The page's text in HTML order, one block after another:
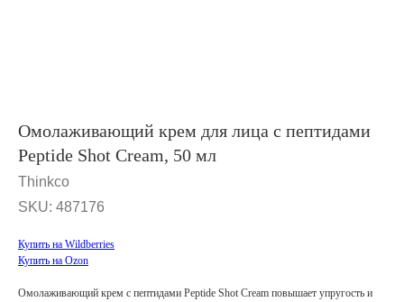
Омолаживающий крем для лица с пептидами
Peptide Shot Cream, 50 мл
Thinkco
SKU: 487176
Купить на Wildberries
Купить на Ozon
Омолаживающий крем с пептидами Peptide Shot Cream повышает упругость и